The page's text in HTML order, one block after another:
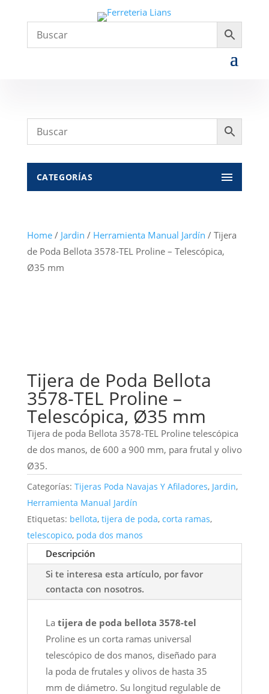
CATEGORÍAS
Home/ Jardin / Herramienta Manual Jardín / Tijera
de Poda Bellota 3578-TEL Proline – Telescópica,
Ø35 mm
Tijera de Poda Bellota
3578-TEL Proline –
Telescópica, Ø35 mm
Tijera de poda Bellota 3578-TEL Proline telescópica
de dos manos, de 600 a 900 mm, para frutal y olivo
Ø35.
Categorías: Tijeras Poda Navajas Y Afiladores, Jardin,
Herramienta Manual Jardín
Etiquetas: bellota, tijera de poda, corta ramas,
telescopico, poda dos manos
Descripción
Si te interesa esta artículo, por favor
contacta con nosotros.
La tijera de poda bellota 3578-tel
Proline es un corta ramas universal
telescópico de dos manos, diseñado para
la poda de frutales y olivos de hasta 35
mm de diámetro. Su longitud regulable de